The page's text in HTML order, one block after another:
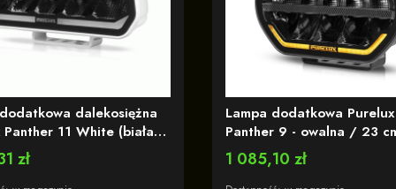
dalekosiężna
Panther 11 White (biała
– prostokątna / 24 cm
20 - osłona w
zł
Lampa dodatkowa Purelux
Panther 9 - owalna / 23
W / Ref. 25 - z wbudowaną
ostrzegawczą R65
Cena
1 085,10 zł